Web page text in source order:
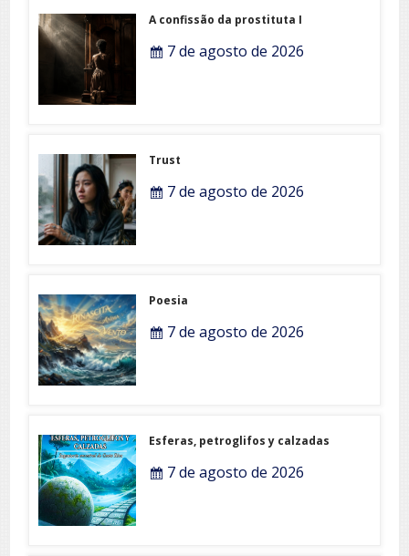
A confissão da prostituta I
7 de agosto de 2026
Trust
7 de agosto de 2026
Poesia
7 de agosto de 2026
Esferas, petroglifos y calzadas
7 de agosto de 2026